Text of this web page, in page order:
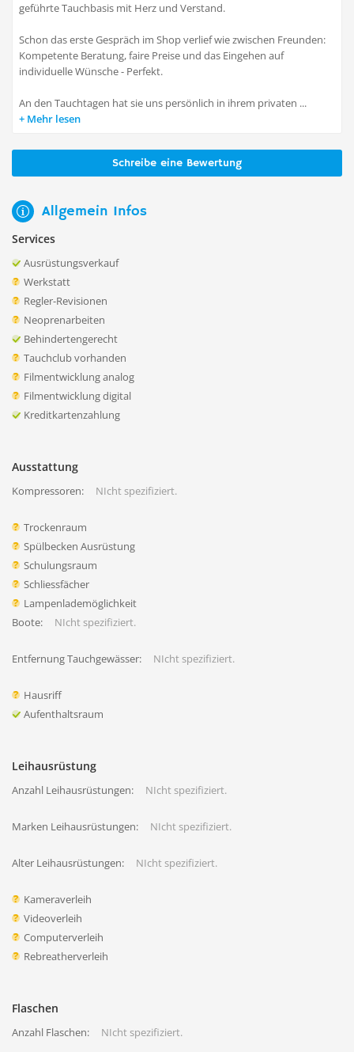
geführte Tauchbasis mit Herz und Verstand.
Schon das erste Gespräch im Shop verlief wie zwischen Freunden:
Kompetente Beratung, faire Preise und das Eingehen auf
individuelle Wünsche - Perfekt.
An den Tauchtagen hat sie uns persönlich in ihrem privaten ...
Mehr lesen
Schreibe eine Bewertung
Allgemein Infos
Services
Ausrüstungsverkauf
Werkstatt
Regler-Revisionen
Neoprenarbeiten
Behindertengerecht
Tauchclub vorhanden
Filmentwicklung analog
Filmentwicklung digital
Kreditkartenzahlung
Ausstattung
Kompressoren: NIcht spezifiziert.
Trockenraum
Spülbecken Ausrüstung
Schulungsraum
Schliessfächer
Lampenlademöglichkeit
Boote:
NIcht spezifiziert.
Entfernung Tauchgewässer: NIcht spezifiziert.
Hausriff
Aufenthaltsraum
Leihausrüstung
Anzahl Leihausrüstungen: NIcht spezifiziert.
Marken Leihausrüstungen: NIcht spezifiziert.
Alter Leihausrüstungen: NIcht spezifiziert.
Kameraverleih
Videoverleih
Computerverleih
Rebreatherverleih
Flaschen
Anzahl Flaschen: NIcht spezifiziert.